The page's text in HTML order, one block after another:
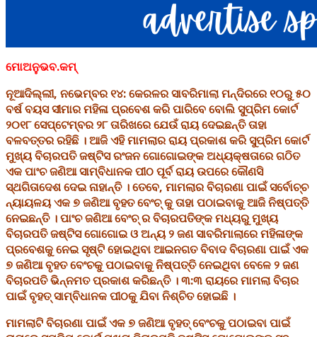
ମୋଅନୁଭବ.କମ୍
ନୂଆଦିଲ୍ଲୀ, ନଭେମ୍ବର ୧୪: କେରଳର ସାବରିମାଲା ମନ୍ଦିରରେ ୧୦ରୁ ୫୦
ବର୍ଷ ବୟସ ସୀମାର ମହିଳା ପ୍ରବେଶ କରି ପାରିବେ ବୋଲି ସୁପ୍ରିମ କୋର୍ଟ
୨୦୧୮ ସେପ୍ଟେମ୍ବର ୨୮ ତାରିଖରେ ଯେଉଁ ରାୟ ଦେଇଛନ୍ତି ତାହା
ବଳବତ୍ତର ରହିଛି । ଆଜି ଏହି ମାମଲାର ରାୟ ପ୍ରକାଶ କରି ସୁପ୍ରିମ କୋର୍ଟ
ମୁଖ୍ୟ ବିଚାରପତି ଜଷ୍ଟିସ ରଂଜନ ଗୋଗୋଇଙ୍କ ଅଧ୍ୟକ୍ଷତାରେ ଗଠିତ
ଏକ ପାଂଚ ଜଣିଆ ସାମ୍ବିଧାନକ ପୀଠ ପୂର୍ବ ରାୟ ଉପରେ କୌଣସି
ସ୍ଥଗିତାଦେଶ ଦେଇ ନାହାନ୍ତି । ତେବେ, ମାମଲାର ବିଚାରଣା ପାଇଁ ସର୍ବୋଚ୍ଚ
ନ୍ୟାୟଳୟ ଏକ ୭ ଜଣିଆ ବୃହତ ବେଂଚ୍ କୁ ତାହା ପଠାଇବାକୁ ଆଜି ନିଷ୍ପତ୍ତି
ନେଇଛନ୍ତି । ପାଂଚ ଜଣିଆ ବେଂଚ୍ ର ବିଚାରପତିଙ୍କ ମଧ୍ୟରୁ ମୁଖ୍ୟ
ବିଚାରପତି ଜଷ୍ଟିସ ଗୋଗୋଇ ଓ ଅନ୍ୟ ୨ ଜଣ ସାବରିମାଲାରେ ମହିଳାଙ୍କ
ପ୍ରବେଶକୁ ନେଇ ସୃଷ୍ଟି ହୋଇଥିବା ଆଇନଗତ ବିବାଦ ବିଚାରଣା ପାଇଁ ଏକ
୭ ଜଣିଆ ବୃହତ ବେଂଚକୁ ପଠାଇବାକୁ ନିଷ୍ପତ୍ତି ନେଇଥିବା ବେଳେ ୨ ଜଣ
ବିଚାରପତି ଭିନ୍ନମତ ପ୍ରକାଶ କରିଛନ୍ତି । ୩:୩ ରାୟରେ ମାମଲା ବିଚାର
ପାଇଁ ବୃହତ୍ ସାମ୍ବିଧାନକ ପୀଠକୁ ଯିବା ନିଶ୍ଚିତ ହୋଇଛି ।
ମାମଲାଟି ବିଚାରଣା ପାଇଁ ଏକ ୭ ଜଣିଆ ବୃହତ୍ ବେଂଚକୁ ପଠାଇବା ପାଇଁ